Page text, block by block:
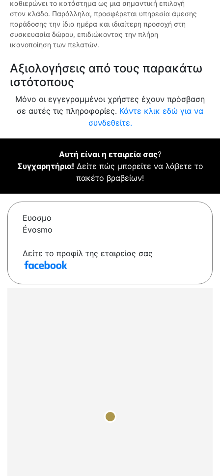
καθιερώνει το κατάστημα ως μια σημαντική επιλογή
στον κλάδο. Παράλληλα, προσφέρεται υπηρεσία άμεσης
παράδοσης την ίδια ημέρα και ιδιαίτερη προσοχή στη
συσκευασία δώρου, επιδιώκοντας την πλήρη
ικανοποίηση των πελατών.
Αξιολογήσεις από τους παρακάτω
ιστότοπους
Μόνο οι εγγεγραμμένοι χρήστες έχουν πρόσβαση
σε αυτές τις πληροφορίες. Κάντε κλικ εδώ για να
συνδεθείτε.
Αυτή είναι η εταιρεία σας?
Συγχαρητήρια! Δείτε πώς μπορείτε να λάβετε το
πακέτο βραβείων!
Ευοσμο
Évosmo
Δείτε το προφίλ της εταιρείας σας